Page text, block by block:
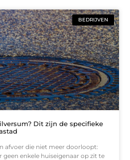
BEDRIJVEN
Dit zijn de specifieke
afvoer die niet meer doorloopt:
geen enkele huiseigenaar op zit te